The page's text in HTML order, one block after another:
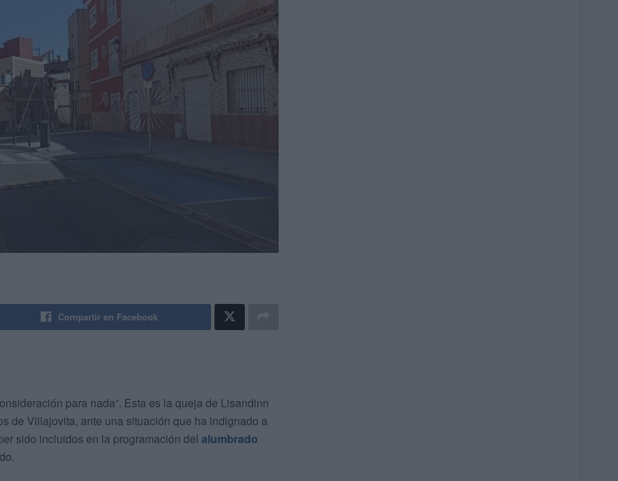
Compartir en Facebook
para nada”. Esta es la queja de Lisandinn
de Villajovita, ante una situación que ha indignado a
sido incluidos en la programación del alumbrado